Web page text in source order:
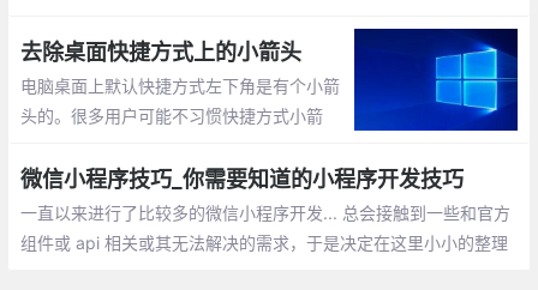
去除桌面快捷方式上的小箭头
电脑桌面上默认快捷方式左下角是有个小箭
头的。很多用户可能不习惯快捷方式小箭
档的名称自己顺便命名即可），然后把下面
的这些英文全部复制到TXT文档内保存。把
TXT文档的扩展名改成 .bat
微信小程序技巧_你需要知道的小程序开发技巧
一直以来进行了比较多的微信小程序开发... 总会接触到一些和官方
组件或 api 相关或其无法解决的需求，于是决定在这里小小的整理